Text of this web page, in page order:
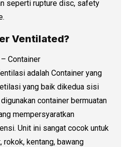
seperti rupture disc, safety
Ventilated?
– Container
adalah Container yang
yang baik dikedua sisi
container bermuatan
mempersyaratkan
Unit ini sangat cocok untuk
kentang, bawang